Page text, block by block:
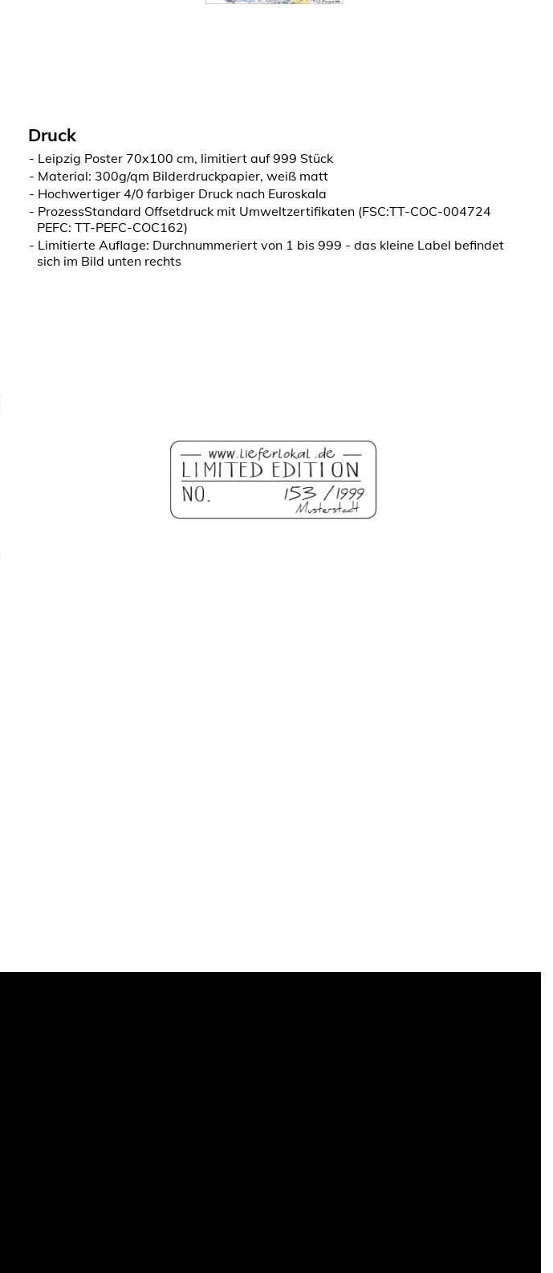
Druck
Leipzig Poster 70x100 cm, limitiert auf 999 Stück
Material: 300g/qm Bilderdruckpapier, weiß matt
Hochwertiger 4/0 farbiger Druck nach Euroskala
ProzessStandard Offsetdruck mit Umweltzertifikaten (FSC:TT-COC-004724
PEFC: TT-PEFC-COC162)
Limitierte Auflage: Durchnummeriert von 1 bis 999 - das kleine Label befindet
sich im Bild unten rechts